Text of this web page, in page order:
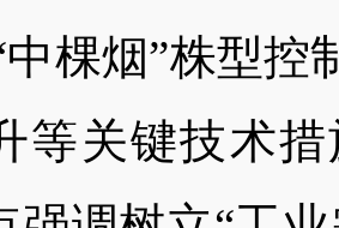
中棵烟”株型
等关键技术